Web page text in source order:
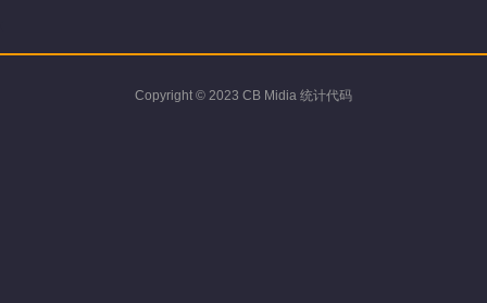
Copyright © 2023 CB Midia 统计代码